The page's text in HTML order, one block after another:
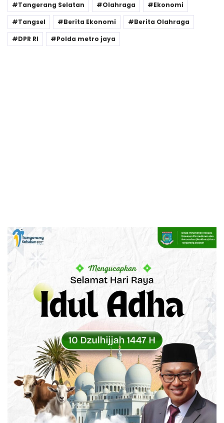
Tangerang Selatan Olahraga
Ekonomi
Tangsel
Berita Ekonomi
Berita Olahraga
DPR RI
Polda metro jaya